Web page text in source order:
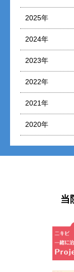
2025年
2024年
2023年
2022年
2021年
2020年
当